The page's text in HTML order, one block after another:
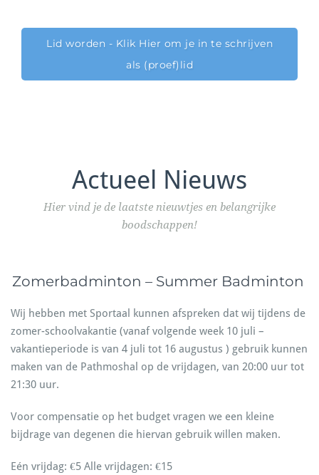
Lid worden - Klik Hier om je in te schrijven
als (proef)lid
Actueel Nieuws
Hier vind je de laatste nieuwtjes en belangrijke
boodschappen!
Zomerbadminton – Summer Badminton
Wij hebben met Sportaal kunnen afspreken dat wij tijdens de
zomer-schoolvakantie (vanaf volgende week 10 juli –
vakantieperiode is van 4 juli tot 16 augustus ) gebruik kunnen
maken van de Pathmoshal op de vrijdagen, van 20:00 uur tot
21:30 uur.
Voor compensatie op het budget vragen we een kleine
bijdrage van degenen die hiervan gebruik willen maken.
Eén vrijdag: €5 Alle vrijdagen: €15